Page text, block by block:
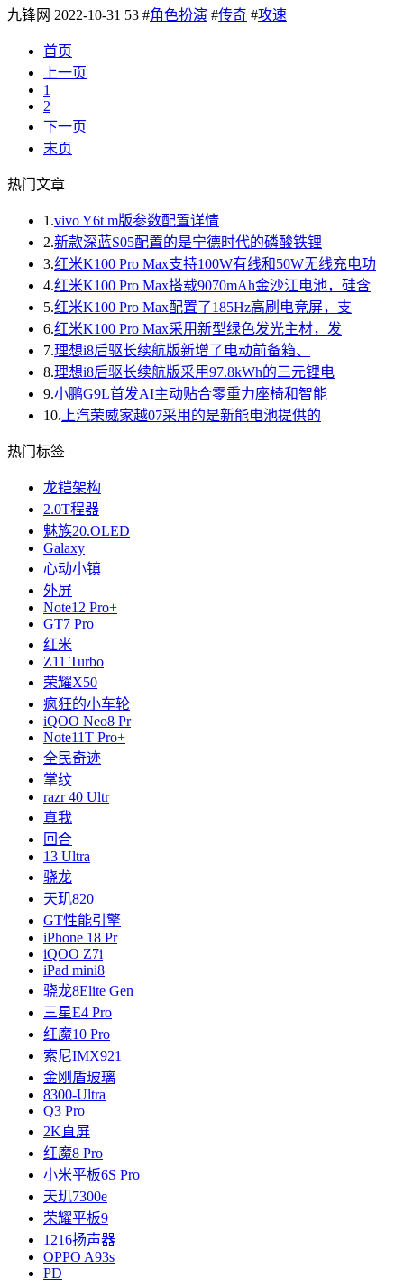
九锋网 2022-10-31 53 #角色扮演 #传奇 #攻速
首页
上一页
1
2
下一页
末页
热门文章
1.vivo Y6t m版参数配置详情
2.新款深蓝S05配置的是宁德时代的磷酸铁锂
3.红米K100 Pro Max支持100W有线和50W无线充电功
4.红米K100 Pro Max搭载9070mAh金沙江电池，硅含
5.红米K100 Pro Max配置了185Hz高刷电竞屏，支
6.红米K100 Pro Max采用新型绿色发光主材，发
7.理想i8后驱长续航版新增了电动前备箱、
8.理想i8后驱长续航版采用97.8kWh的三元锂电
9.小鹏G9L首发AI主动贴合零重力座椅和智能
10. 上汽荣威家越07采用的是新能电池提供的
热门标签
龙铠架构
2.0T程器
魅族20.OLED
Galaxy
心动小镇
外屏
Note12 Pro+
GT7 Pro
红米
Z11 Turbo
荣耀X50
疯狂的小车轮
iQOO Neo8 Pr
Note11T Pro+
全民奇迹
掌纹
razr 40 Ultr
真我
回合
13 Ultra
骁龙
天玑820
GT性能引擎
iPhone 18 Pr
iQOO Z7i
iPad mini8
骁龙8Elite Gen
三星E4 Pro
红魔10 Pro
索尼IMX921
金刚盾玻璃
8300-Ultra
Q3 Pro
2K直屏
红魔8 Pro
小米平板6S Pro
天玑7300e
荣耀平板9
1216扬声器
OPPO A93s
PD